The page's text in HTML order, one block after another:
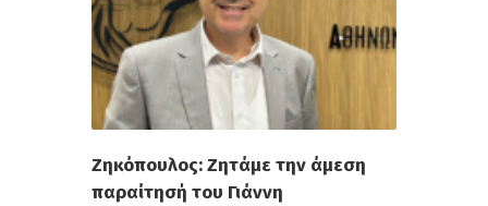
Ζηκόπουλος: Ζητάμε την άμεση
παραίτησή του Γιάννη